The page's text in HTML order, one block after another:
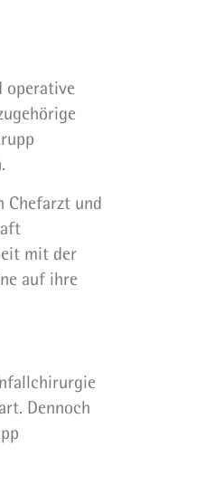
operative
Chefarzt und
mit der
auf ihre
Dennoch